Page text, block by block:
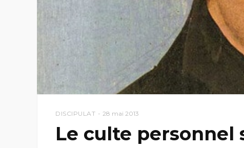
DISCIPULAT 28 mai 2013
Le culte